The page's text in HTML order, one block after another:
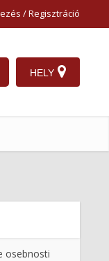
/ Regisztráció
HELY
osebnosti